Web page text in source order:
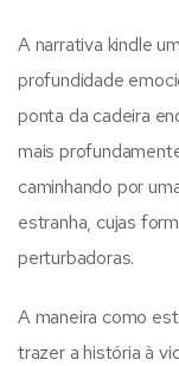
A narrativa kindle
profundidade
ponta da cadeira
mais
caminhando por
estranha, cujas
perturbadoras.
A maneira como
trazer a história à